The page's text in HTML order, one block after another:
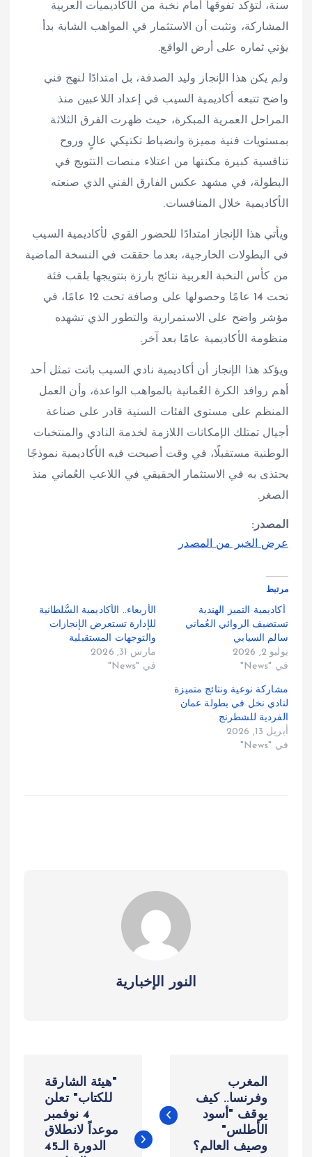
سنة، لتؤكد تفوقها أمام نخبة من الأكاديميات العربية
المشاركة، وتثبت أن الاستثمار في المواهب الشابة بدأ
يؤتي ثماره على أرض الواقع.
ولم يكن هذا الإنجاز وليد الصدفة، بل امتدادًا لنهج فني
واضح تتبعه أكاديمية السيب في إعداد اللاعبين منذ
المراحل العمرية المبكرة، حيث ظهرت الفرق الثلاثة
بمستويات فنية مميزة وانضباط تكتيكي عالٍ وروح
تنافسية كبيرة مكنتها من اعتلاء منصات التتويج في
البطولة، في مشهد عكس الفارق الفني الذي صنعته
الأكاديمية خلال المنافسات.
ويأتي هذا الإنجاز امتدادًا للحضور القوي لأكاديمية السيب
في البطولات الخارجية، بعدما حققت في النسخة الماضية
من كأس النخبة العربية نتائج بارزة بتتويجها بلقب فئة
تحت 14 عامًا وحصولها على وصافة تحت 12 عامًا، في
مؤشر واضح على الاستمرارية والتطور الذي تشهده
منظومة الأكاديمية عامًا بعد آخر.
ويؤكد هذا الإنجاز أن أكاديمية نادي السيب باتت تمثل أحد
أهم روافد الكرة العُمانية بالمواهب الواعدة، وأن العمل
المنظم على مستوى الفئات السنية قادر على صناعة
أجيال تمتلك الإمكانات اللازمة لخدمة النادي والمنتخبات
الوطنية مستقبلًا، في وقت أصبحت فيه الأكاديمية نموذجًا
يحتذى به في الاستثمار الحقيقي في اللاعب العُماني منذ
الصغر.
المصدر:
عرض الخبر من المصدر
مرتبط
أكاديمية التميز الهندية
تستضيف الروائي العُماني
سالم السيابي
يوليو 2, 2026
في "News"
الأربعاء.. الأكاديمية السُّلطانية
للإدارة تستعرض الإنجازات
والتوجهات المستقبلية
مارس 31, 2026
في "News"
مشاركة نوعية ونتائج متميزة
لنادي نخل في بطولة عمان
الفردية للشطرنج
أبريل 13, 2026
في "News"
النور الإخبارية
ص
المغرب
وفرنسا.. كيف
يوقف "أسود
الأطلس"
وصيف العالم؟
"هيئة الشارقة
للكتاب" تعلن
4 نوفمبر
موعداً لانطلاق
الدورة الـ45